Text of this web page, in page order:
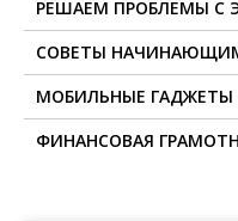
РЕШАЕМ ПРОБЛЕМЫ С
СОВЕТЫ
МОБИЛЬНЫЕ ГАДЖЕТЫ
ФИНАНСОВАЯ